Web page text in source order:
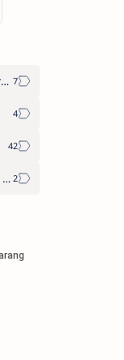
Event Sejarah Kota Semarang
Komunitas Belajar